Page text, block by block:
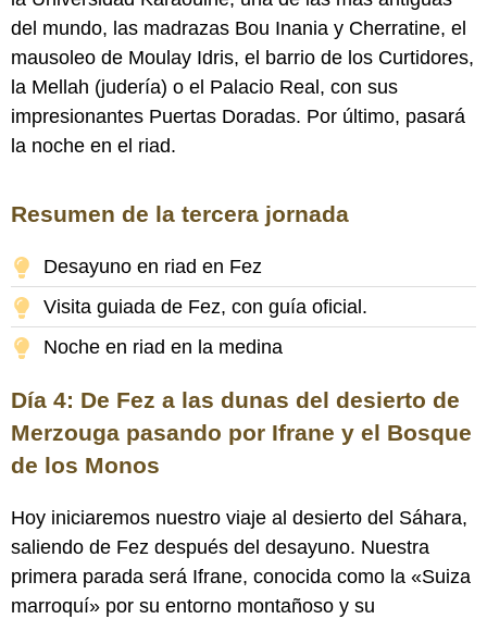
del mundo, las madrazas Bou Inania y Cherratine, el
mausoleo de Moulay Idris, el barrio de los Curtidores,
la Mellah (judería) o el Palacio Real, con sus
impresionantes Puertas Doradas. Por último, pasará
la noche en el riad.
Resumen de la tercera jornada
Desayuno en riad en Fez
Visita guiada de Fez, con guía oficial.
Noche en riad en la medina
Día 4: De Fez a las dunas del desierto de
Merzouga pasando por Ifrane y el Bosque
de los Monos
Hoy iniciaremos nuestro viaje al desierto del Sáhara,
saliendo de Fez después del desayuno. Nuestra
primera parada será Ifrane, conocida como la «Suiza
marroquí» por su entorno montañoso y su